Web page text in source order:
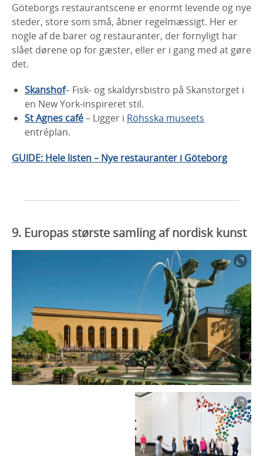
Göteborgs restaurantscene er enormt levende og nye
steder, store som små, åbner regelmæssigt. Her er
nogle af de barer og restauranter, der fornyligt har
slået dørene op for gæster, eller er i gang med at gøre
det.
Skanshof– Fisk- og skaldyrsbistro på Skanstorget i
en New York-inspireret stil.
St Agnes café– Ligger i Röhsska museets
entréplan.
GUIDE: Hele listen – Nye restauranter i Göteborg
9. Europas største samling af nordisk kunst